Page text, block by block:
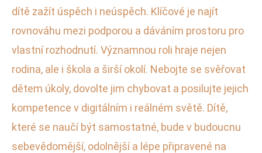
dítě zažít úspěch i neúspěch. Klíčové je najít
rovnováhu mezi podporou a dáváním prostoru pro
vlastní rozhodnutí. Významnou roli hraje nejen
rodina, ale i škola a širší okolí. Nebojte se svěřovat
dětem úkoly, dovolte jim chybovat a posilujte jejich
kompetence v digitálním i reálném světě. Dítě,
které se naučí být samostatné, bude v budoucnu
sebevědomější, odolnější a lépe připravené na